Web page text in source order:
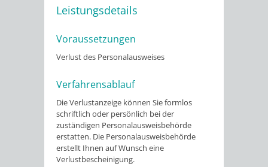
Leistungsdetails
Voraussetzungen
Verlust des Personalausweises
Verfahrensablauf
Die Verlustanzeige können Sie formlos
schriftlich oder persönlich bei der
zuständigen Personalausweisbehörde
erstatten. Die Personalausweisbehörde
erstellt Ihnen auf Wunsch eine
Verlustbescheinigung.